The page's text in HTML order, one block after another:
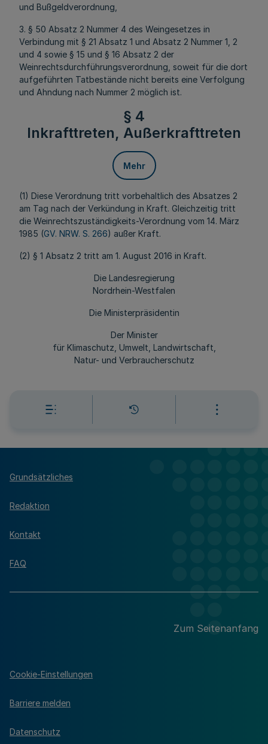
und Bußgeldverordnung,
3. § 50 Absatz 2 Nummer 4 des Weingesetzes in
Verbindung mit § 21 Absatz 1 und Absatz 2 Nummer 1, 2
und 4 sowie § 15 und § 16 Absatz 2 der
Weinrechtsdurchführungsverordnung, soweit für die dort
aufgeführten Tatbestände nicht bereits eine Verfolgung
und Ahndung nach Nummer 2 möglich ist.
§ 4
Inkrafttreten, Außerkrafttreten
Mehr
(1) Diese Verordnung tritt vorbehaltlich des Absatzes 2
am Tag nach der Verkündung in Kraft. Gleichzeitig tritt
die Weinrechtszuständigkeits-Verordnung vom 14. März
1985 (GV. NRW. S. 266) außer Kraft.
(2) § 1 Absatz 2 tritt am 1. August 2016 in Kraft.
Die Landesregierung
Nordrhein-Westfalen
Die Ministerpräsidentin
Der Minister
für Klimaschutz, Umwelt, Landwirtschaft,
Natur- und Verbraucherschutz
Grundsätzliches
Redaktion
Kontakt
FAQ
Zum Seitenanfang
Cookie-Einstellungen
Barriere melden
Datenschutz